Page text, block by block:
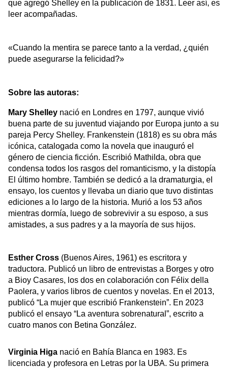
que agregó Shelley en la publicación de 1831. Leer así, es
leer acompañadas.
«Cuando la mentira se parece tanto a la verdad, ¿quién
puede asegurarse la felicidad?»
Sobre las autoras:
Mary Shelley nació en Londres en 1797, aunque vivió
buena parte de su juventud viajando por Europa junto a su
pareja Percy Shelley. Frankenstein (1818) es su obra más
icónica, catalogada como la novela que inauguró el
género de ciencia ficción. Escribió Mathilda, obra que
condensa todos los rasgos del romanticismo, y la distopía
El último hombre. También se dedicó a la dramaturgia, el
ensayo, los cuentos y llevaba un diario que tuvo distintas
ediciones a lo largo de la historia. Murió a los 53 años
mientras dormía, luego de sobrevivir a su esposo, a sus
amistades, a sus padres y a la mayoría de sus hijos.
Esther Cross (Buenos Aires, 1961) es escritora y
traductora. Publicó un libro de entrevistas a Borges y otro
a Bioy Casares, los dos en colaboración con Félix della
Paolera, y varios libros de cuentos y novelas. En el 2013,
publicó “La mujer que escribió Frankenstein”. En 2023
publicó el ensayo “La aventura sobrenatural”, escrito a
cuatro manos con Betina González.
Virginia Higa nació en Bahía Blanca en 1983. Es
licenciada y profesora en Letras por la UBA. Su primera